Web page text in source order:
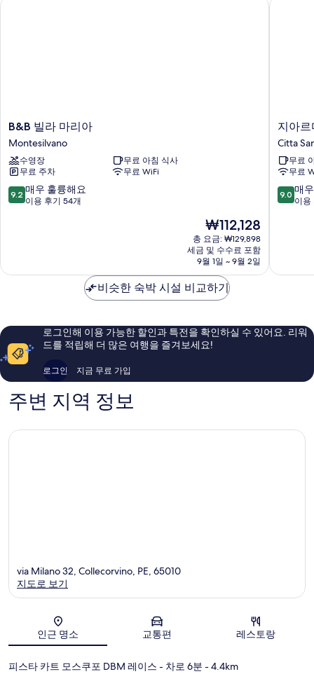
기
B&B
빌
라
마
리
아
Montesilvano
B&B 빌라 마리아
Montesilvano
수영장
무료 아침 식사
무료 주차
무료 WiFi
10
점
매
해
이
용
54
9.2 매우 훌륭해요
이용 후기 54개
현
재
요
금
₩112,128
₩112,128
총 요금: ₩129,898
세금 및 수수료 포함
9월 1일 ~ 9월 2일
지
아
르
디
노
데
이
지아
Citta
무료
무료
10
점
매
해
요,
9.0 매
이용
비슷한 숙박 시설 비교하기
로그인해 이용 가능한 할인과 특전을 확인하실 수 있어요. 리워
드를 적립해 더 많은 여행을 즐겨보세요!
로그인 지금 무료 가입
주변 지역 정보
지도
via Milano 32, Collecorvino, PE, 65010
지도로 보기
인근 명소 교통편 레스토랑
피스타 카트 모스쿠포 DBM 레이스 - 차로 6분 - 4.4km